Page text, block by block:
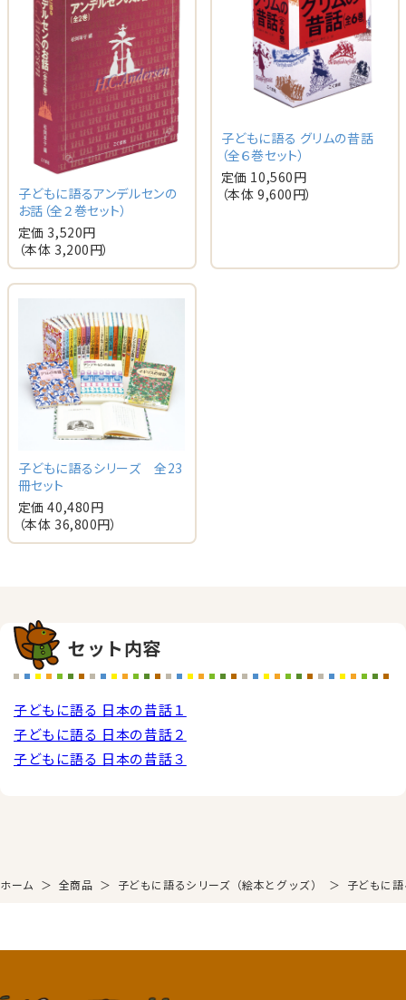
子どもに語るアンデルセンの
お話（全２巻セット）
定価 3,520円
（本体 3,200円）
子どもに語る グリムの昔話
（全６巻セット）
定価 10,560円
（本体 9,600円）
子どもに語るシリーズ 全23
冊セット
定価 40,480円
（本体 36,800円）
セット内容
子どもに語る 日本の昔話１
子どもに語る 日本の昔話２
子どもに語る 日本の昔話３
ホーム ＞ 全商品 ＞ 子どもに語るシリーズ（絵本とグッズ） ＞ 子どもに